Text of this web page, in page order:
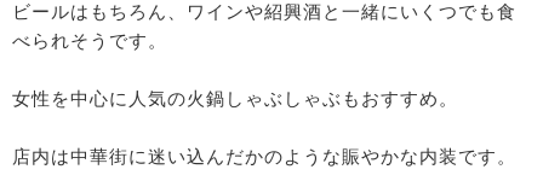
ビールはもちろん、ワインや紹興酒と一緒にいくつでも食
べられそうです。
女性を中心に人気の火鍋しゃぶしゃぶもおすすめ。
店内は中華街に迷い込んだかのような賑やかな内装です。